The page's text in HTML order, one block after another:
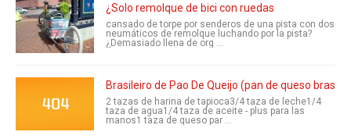
¿Solo remolque de bici con ruedas
cansado de torpe por senderos de una pista con dos
neumáticos de remolque luchando por la pista?
¿Demasiado llena de org ...
Brasileiro de Pao De Queijo (pan de queso
2 tazas de harina de tapioca3/4 taza de leche1/4
taza de agua1/4 taza de aceite - plus para las
manos1 taza de queso par ...